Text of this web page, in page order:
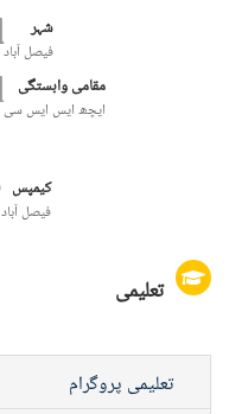
شہر
فيصل آباد
مقامی وابستگی
ایچھ ایس ایس سی
کیمپس
فيصل آباد
تعلیمی
تعلیمی پروگرام